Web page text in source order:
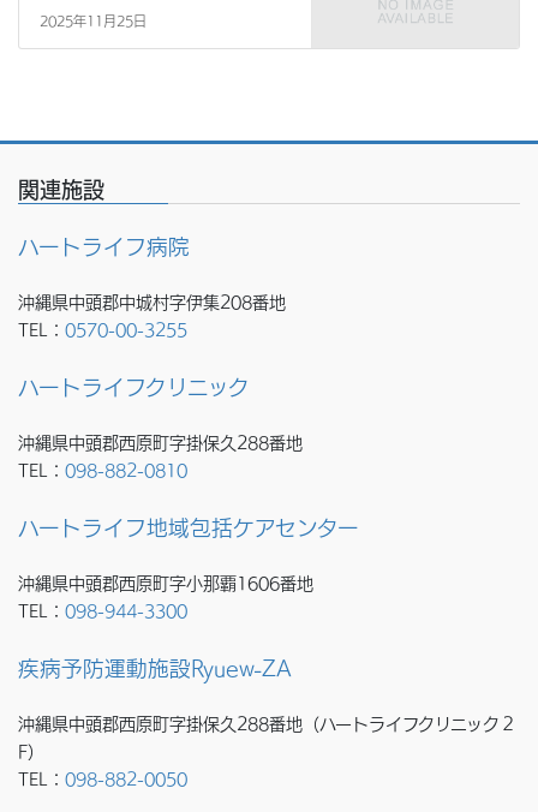
2025年11月25日
関連施設
ハートライフ病院
沖縄県中頭郡中城村字伊集208番地
TEL： 0570-00-3255
ハートライフクリニック
沖縄県中頭郡西原町字掛保久288番地
TEL： 098-882-0810
ハートライフ地域包括ケアセンター
沖縄県中頭郡西原町字小那覇1606番地
TEL： 098-944-3300
疾病予防運動施設Ryuew-ZA
沖縄県中頭郡西原町字掛保久288番地（ハートライフクリニック２
F）
TEL： 098-882-0050